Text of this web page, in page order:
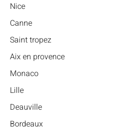
Nice
Canne
Saint tropez
Aix en provence
Monaco
Lille
Deauville
Bordeaux